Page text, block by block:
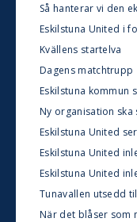
Så hanterar vi den
Eskilstuna United i
Kvällens startelva
Dagens matchtrupp
Eskilstuna kommun
Ny organisation
Eskilstuna United
Eskilstuna United
Eskilstuna United
Tunavallen utsedd
När det blåser som